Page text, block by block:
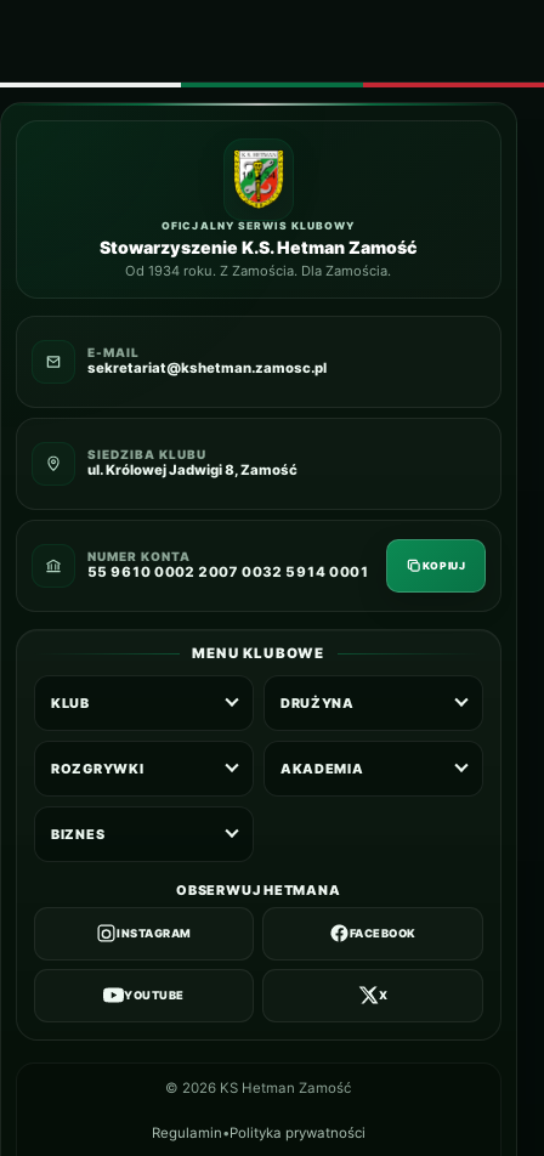
OFICJALNY SERWIS KLUBOWY
Stowarzyszenie K.S. Hetman Zamość
Od 1934 roku. Z Zamościa. Dla Zamościa.
E-MAIL
sekretariat@kshetman.zamosc.pl
SIEDZIBA KLUBU
ul. Królowej Jadwigi 8, Zamość
NUMER KONTA
55 9610 0002 2007 0032 5914 0001 KOPIUJ
MENU KLUBOWE
KLUB DRUŻYNA
ROZGRYWKI AKADEMIA
BIZNES
OBSERWUJ HETMANA
INSTAGRAM FACEBOOK
YOUTUBE X
© 2026 KS Hetman Zamość
Regulamin•Polityka prywatności